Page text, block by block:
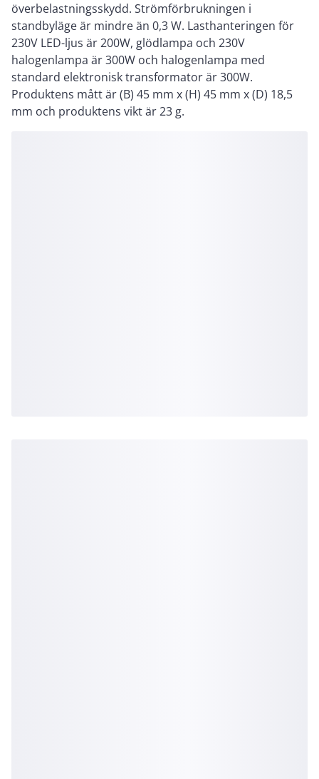
överbelastningsskydd. Strömförbrukningen i
standbyläge är mindre än 0,3 W. Lasthanteringen för
230V LED-ljus är 200W, glödlampa och 230V
halogenlampa är 300W och halogenlampa med
standard elektronisk transformator är 300W.
Produktens mått är (B) 45 mm x (H) 45 mm x (D) 18,5
mm och produktens vikt är 23 g.